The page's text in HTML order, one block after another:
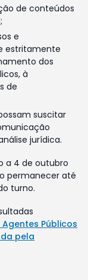
de conteúdos
e
estritamente
dos
à
de
suscitar
jurídica.
a 4 de outubro
permanecer até
turno.
Públicos
pela